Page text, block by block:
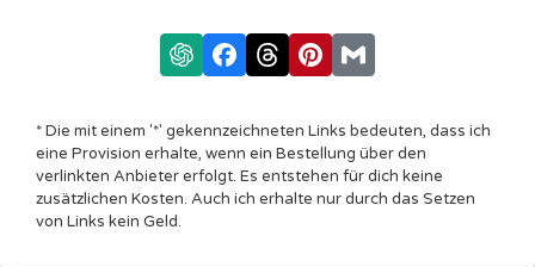
* Die mit einem '*' gekennzeichneten Links bedeuten, dass ich
eine Provision erhalte, wenn ein Bestellung über den
verlinkten Anbieter erfolgt. Es entstehen für dich keine
zusätzlichen Kosten. Auch ich erhalte nur durch das Setzen
von Links kein Geld.